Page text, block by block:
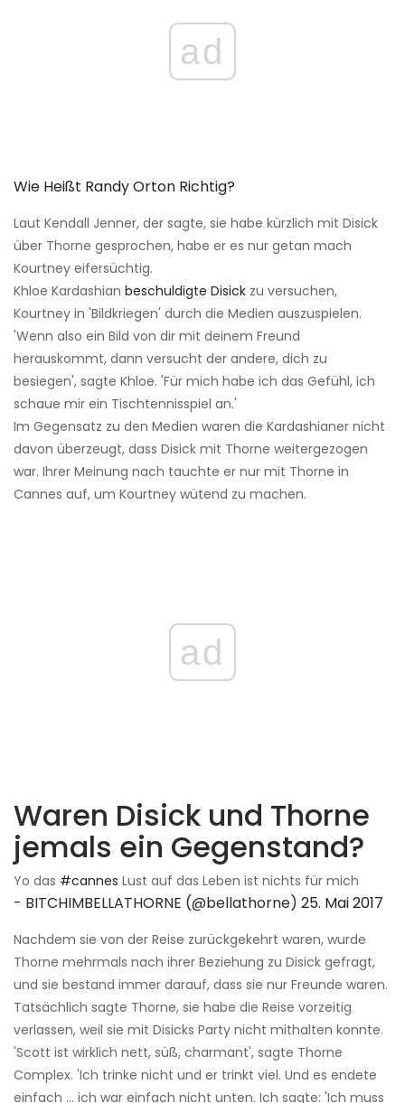
ad
Wie Heißt Randy Orton Richtig?
Laut Kendall Jenner, der sagte, sie habe kürzlich mit Disick
über Thorne gesprochen, habe er es nur getan mach
Kourtney eifersüchtig.
Khloe Kardashian beschuldigte Disick zu versuchen,
Kourtney in 'Bildkriegen' durch die Medien auszuspielen.
'Wenn also ein Bild von dir mit deinem Freund
herauskommt, dann versucht der andere, dich zu
besiegen', sagte Khloe. 'Für mich habe ich das Gefühl, ich
schaue mir ein Tischtennisspiel an.'
Im Gegensatz zu den Medien waren die Kardashianer nicht
davon überzeugt, dass Disick mit Thorne weitergezogen
war. Ihrer Meinung nach tauchte er nur mit Thorne in
Cannes auf, um Kourtney wütend zu machen.
ad
Waren Disick und Thorne
jemals ein Gegenstand?
Yo das #cannes Lust auf das Leben ist nichts für mich
- BITCHIMBELLATHORNE (@bellathorne) 25. Mai 2017
Nachdem sie von der Reise zurückgekehrt waren, wurde
Thorne mehrmals nach ihrer Beziehung zu Disick gefragt,
und sie bestand immer darauf, dass sie nur Freunde waren.
Tatsächlich sagte Thorne, sie habe die Reise vorzeitig
verlassen, weil sie mit Disicks Party nicht mithalten konnte.
'Scott ist wirklich nett, süß, charmant', sagte Thorne
Complex. 'Ich trinke nicht und er trinkt viel. Und es endete
einfach ... ich war einfach nicht unten. Ich sagte: 'Ich muss